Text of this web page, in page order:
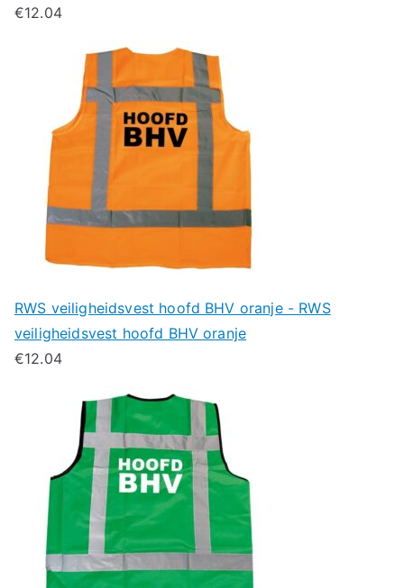
€12.04
RWS veiligheidsvest hoofd BHV oranje - RWS
veiligheidsvest hoofd BHV oranje
€12.04